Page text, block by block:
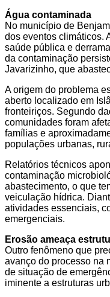
Água contaminada
No município de
dos eventos climáticos.
saúde pública e
da contaminação
Javarizinho, que
A origem do problema
aberto localizado em
fronteiriços. Segundo
comunidades foram
famílias e
populações urbanas,
Relatórios técnicos
contaminação
abastecimento, o que
veiculação hídrica.
atividades essenciais,
emergenciais.
Erosão ameaça
Outro fenômeno que
avanço do processo na
de situação de
iminente a estruturas